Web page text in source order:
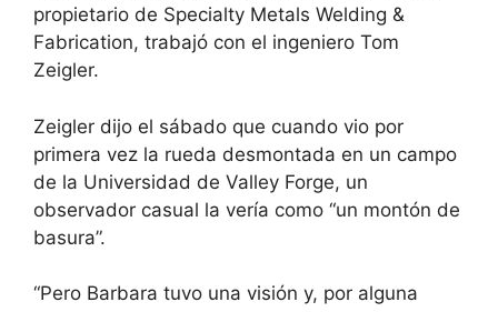
propietario de Specialty Metals Welding &
Fabrication, trabajó con el ingeniero Tom
Zeigler.
Zeigler dijo el sábado que cuando vio por
primera vez la rueda desmontada en un campo
de la Universidad de Valley Forge, un
observador casual la vería como “un montón de
basura”.
“Pero Barbara tuvo una visión y, por alguna